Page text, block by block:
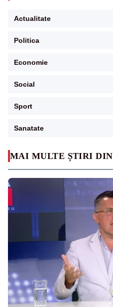
MAI MULTE ȘTIRI DIN
Actualitate
Politica
Economie
Social
Sport
Sanatate